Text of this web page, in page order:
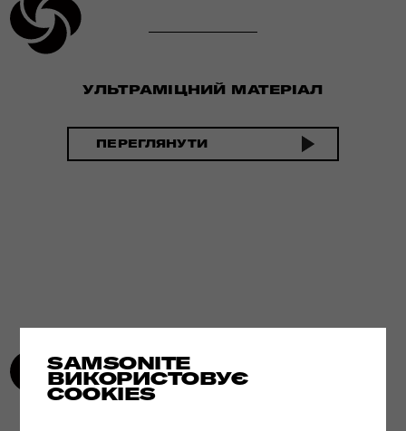
SAMSONITE
ВИКОРИСТОВУЄ
COOKIES
УЛЬТРАМІЦНИЙ МАТЕРІАЛ
ПЕРЕГЛЯНУТИ